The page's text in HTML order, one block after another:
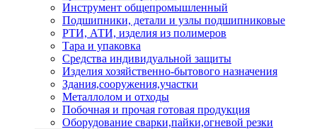
Инструмент общепромышленный
Подшипники, детали и узлы подшипниковые
РТИ, АТИ, изделия из полимеров
Тара и упаковка
Средства индивидуальной защиты
Изделия хозяйственно-бытового назначения
Здания,сооружения,участки
Металлолом и отходы
Побочная и прочая готовая продукция
Оборудование сварки,пайки,огневой резки